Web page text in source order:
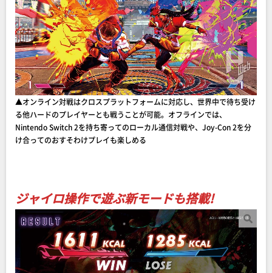
▲オンライン対戦はクロスプラットフォームに対応し、世界中で待ち受け
る他ハードのプレイヤーとも戦うことが可能。オフラインでは、
Nintendo Switch 2を持ち寄ってのローカル通信対戦や、Joy-Con 2を分
け合ってのおすそわけプレイも楽しめる
ジャイロ操作で遊ぶ新モードも搭載!